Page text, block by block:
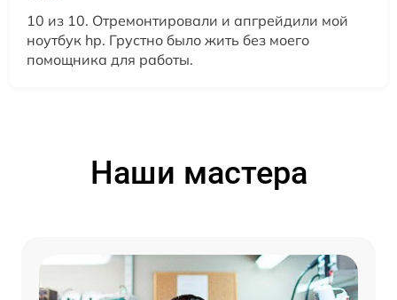
10 из 10. Отремонтировали и апгрейдили мой
ноутбук hp. Грустно было жить без моего
помощника для работы.
Наши мастера